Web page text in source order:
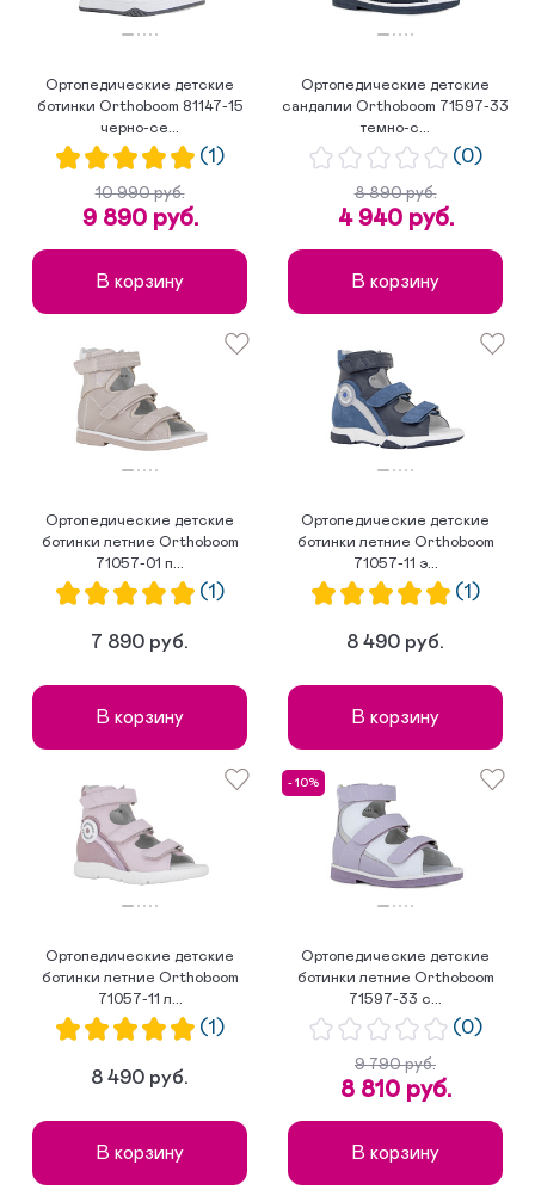
Ортопедические детские
ботинки Orthoboom 81147-15
черно-се...
(1)
10 990 руб.
9 890 руб.
В корзину
Ортопедические детские
сандалии Orthoboom 71597-33
темно-с...
(0)
8 890 руб.
4 940 руб.
В корзину
Ортопедические детские
ботинки летние Orthoboom
71057-01 п...
(1)
7 890 руб.
В корзину
Ортопедические детские
ботинки летние Orthoboom
71057-11 э...
(1)
8 490 руб.
В корзину
Ортопедические детские
ботинки летние Orthoboom
71057-11 л...
(1)
8 490 руб.
В корзину
- 10%
Ортопедические детские
ботинки летние Orthoboom
71597-33 с...
(0)
9 790 руб.
8 810 руб.
В корзину